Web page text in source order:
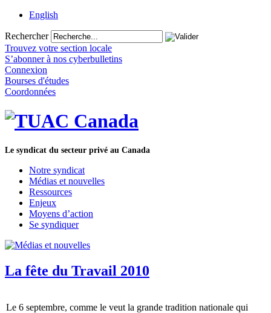
English
Rechercher
Trouvez votre section locale
S’abonner à nos cyberbulletins
Connexion
Bourses d'études
Coordonnées
Le syndicat du secteur privé au Canada
Notre syndicat
Médias et nouvelles
Ressources
Enjeux
Moyens d’action
Se syndiquer
La fête du Travail 2010
Le 6 septembre, comme le veut la grande tradition nationale qui